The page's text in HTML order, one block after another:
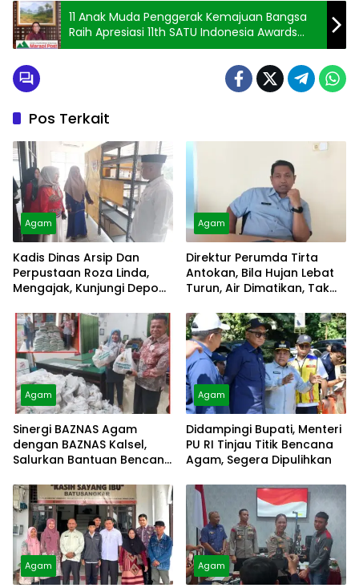
11 Anak Muda Penggerak Kemajuan Bangsa
Raih Apresiasi 11th SATU Indonesia Awards
2020
Pos Terkait
Agam
Kadis Dinas Arsip Dan
Perpustaan Roza Linda,
Mengajak, Kunjungi Depo
Agam
Direktur Perumda Tirta
Antokan, Bila Hujan Lebat
Turun, Air Dimatikan, Tak
Agam
Sinergi BAZNAS Agam
dengan BAZNAS Kalsel,
Salurkan Bantuan Bencana
Agam
Didampingi Bupati, Menteri
PU RI Tinjau Titik Bencana
Agam, Segera Dipulihkan
Agam Agam